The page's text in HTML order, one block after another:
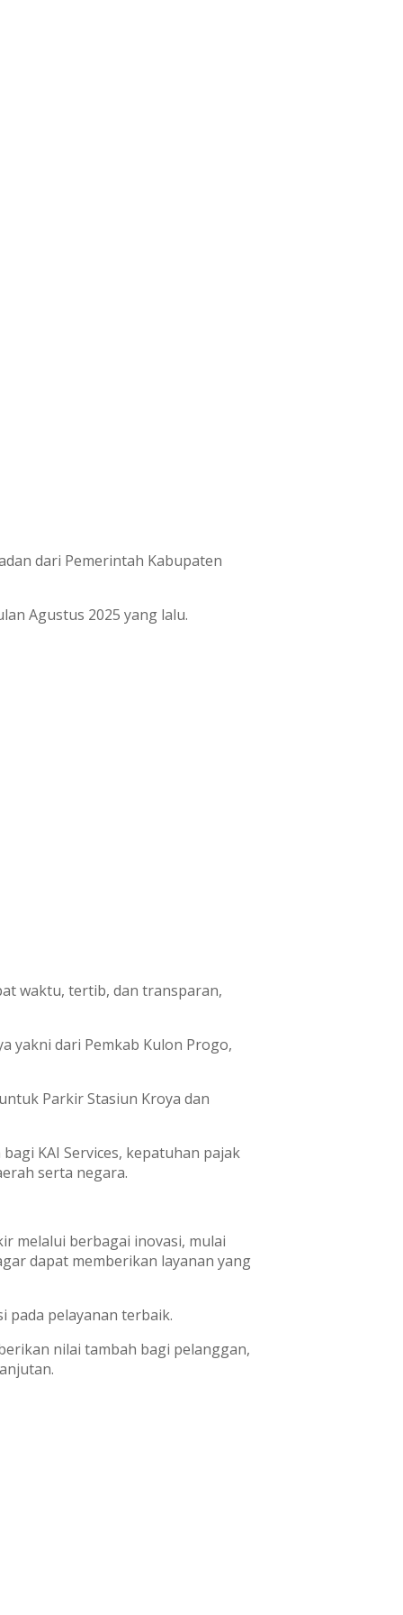
dari Pemerintah Kabupaten
Agustus 2025 yang lalu.
waktu, tertib, dan transparan,
yakni dari Pemkab Kulon Progo,
Parkir Stasiun Kroya dan
KAI Services, kepatuhan pajak
serta negara.
melalui berbagai inovasi, mulai
dapat memberikan layanan yang
pada pelayanan terbaik.
nilai tambah bagi pelanggan,